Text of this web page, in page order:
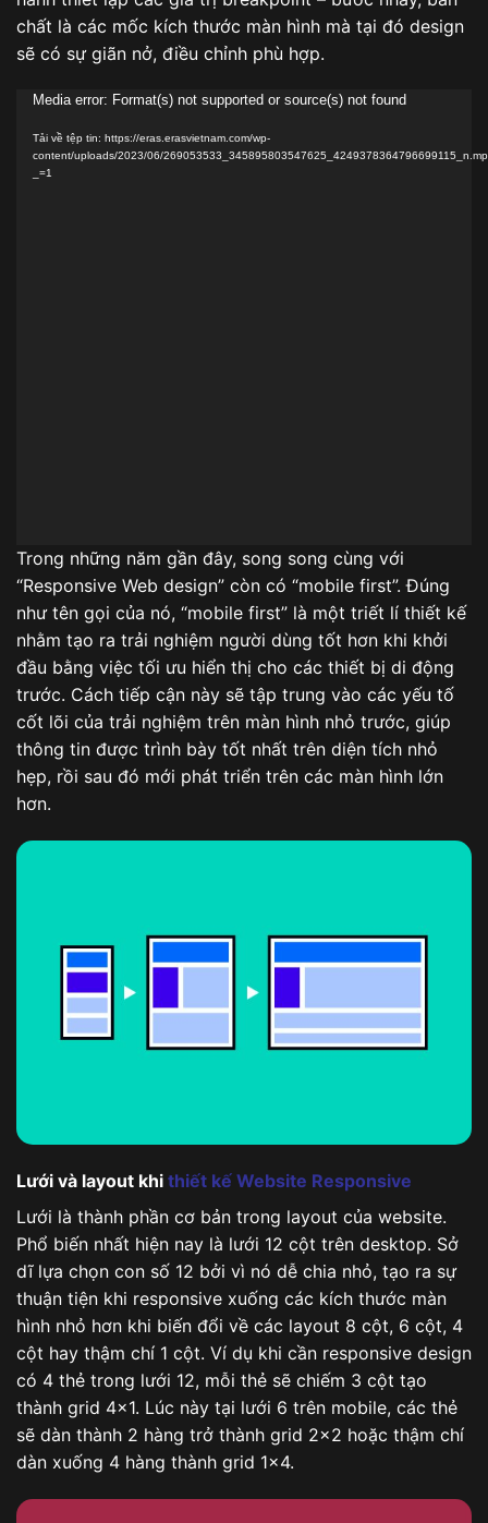
chất là các mốc kích thước màn hình mà tại đó design
sẽ có sự giãn nở, điều chỉnh phù hợp.
Trình
chơi
Video
Media error: Format(s) not supported or source(s) not found
Tải về tệp tin: https://eras.erasvietnam.com/wp-
content/uploads/2023/06/
_=1
Trong những năm gần đây, song song cùng với
“Responsive Web design” còn có “mobile first”. Đúng
như tên gọi của nó, “mobile first” là một triết lí thiết kế
nhằm tạo ra trải nghiệm người dùng tốt hơn khi khởi
đầu bằng việc tối ưu hiển thị cho các thiết bị di động
trước. Cách tiếp cận này sẽ tập trung vào các yếu tố
cốt lõi của trải nghiệm trên màn hình nhỏ trước, giúp
thông tin được trình bày tốt nhất trên diện tích nhỏ
hẹp, rồi sau đó mới phát triển trên các màn hình lớn
hơn.
Lưới và layout khi thiết kế Website Responsive
Lưới là thành phần cơ bản trong layout của website.
Phổ biến nhất hiện nay là lưới 12 cột trên desktop. Sở
dĩ lựa chọn con số 12 bởi vì nó dễ chia nhỏ, tạo ra sự
thuận tiện khi responsive xuống các kích thước màn
hình nhỏ hơn khi biến đổi về các layout 8 cột, 6 cột, 4
cột hay thậm chí 1 cột. Ví dụ khi cần responsive design
có 4 thẻ trong lưới 12, mỗi thẻ sẽ chiếm 3 cột tạo
thành grid 4×1. Lúc này tại lưới 6 trên mobile, các thẻ
sẽ dàn thành 2 hàng trở thành grid 2×2 hoặc thậm chí
dàn xuống 4 hàng thành grid 1×4.